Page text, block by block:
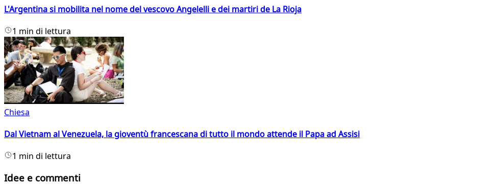
L'Argentina si mobilita nel nome del vescovo Angelelli e dei martiri de La Rioja
1 min di lettura
Chiesa
Dal Vietnam al Venezuela, la gioventù francescana di tutto il mondo attende il Papa ad Assisi
1 min di lettura
Idee e commenti